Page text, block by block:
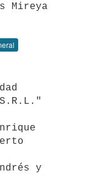
Mireya
S.R.L."
y